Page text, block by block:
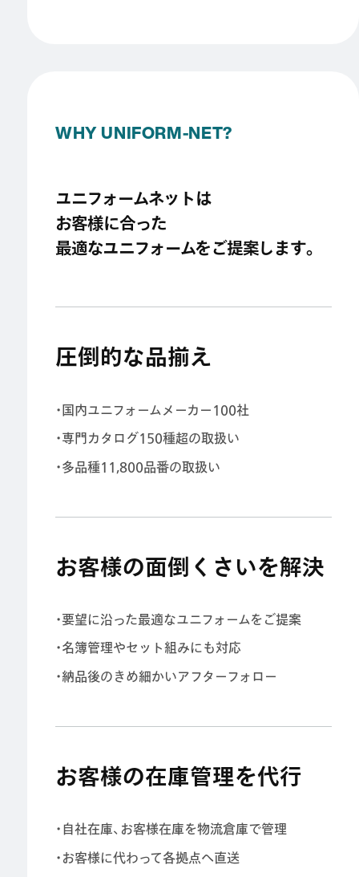
WHY UNIFORM-NET?
ユニフォームネットは
お客様に合った
最適なユニフォームをご提案します。
圧倒的な品揃え
・国内ユニフォームメーカー100社
・専門カタログ150種超の取扱い
・多品種11,800品番の取扱い
お客様の面倒くさいを解決
・要望に沿った最適なユニフォームをご提案
・名簿管理やセット組みにも対応
・納品後のきめ細かいアフターフォロー
お客様の在庫管理を代行
・自社在庫、お客様在庫を物流倉庫で管理
・お客様に代わって各拠点へ直送